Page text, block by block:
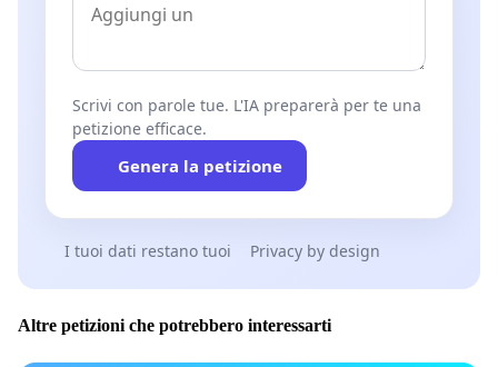
Scrivi con parole tue. L'IA preparerà per te una
petizione efficace.
Genera la petizione
I tuoi dati restano tuoi Privacy by design
Altre petizioni che potrebbero interessarti